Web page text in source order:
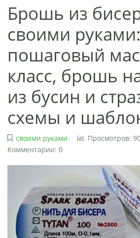
Брошь из
своими руками:
пошаговый
класс, брошь
из бусин и
схемы и
своими руками
Просмотров:
Комментарии: 0